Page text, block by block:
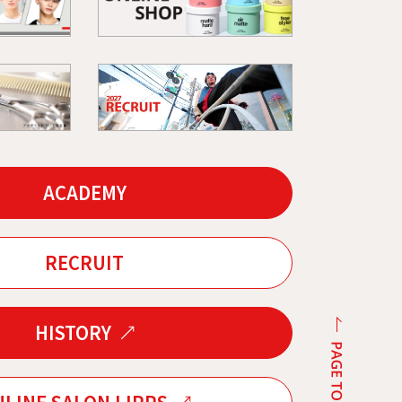
ACADEMY
RECRUIT
HISTORY